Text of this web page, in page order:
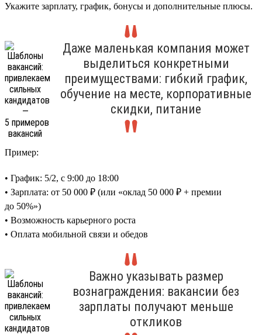
Укажите зарплату, график, бонусы и дополнительные плюсы.
Даже маленькая компания может
выделиться конкретными
преимуществами: гибкий график,
обучение на месте, корпоративные
скидки, питание
Пример:
• График: 5/2, с 9:00 до 18:00
• Зарплата: от 50 000 ₽ (или «оклад 50 000 ₽ + премии
до 50%»)
• Возможность карьерного роста
• Оплата мобильной связи и обедов
Важно указывать размер
вознаграждения: вакансии без
зарплаты получают меньше
откликов